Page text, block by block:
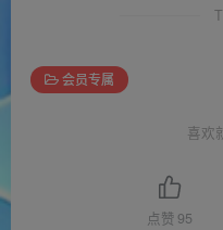
会员专属
喜欢
点赞 95